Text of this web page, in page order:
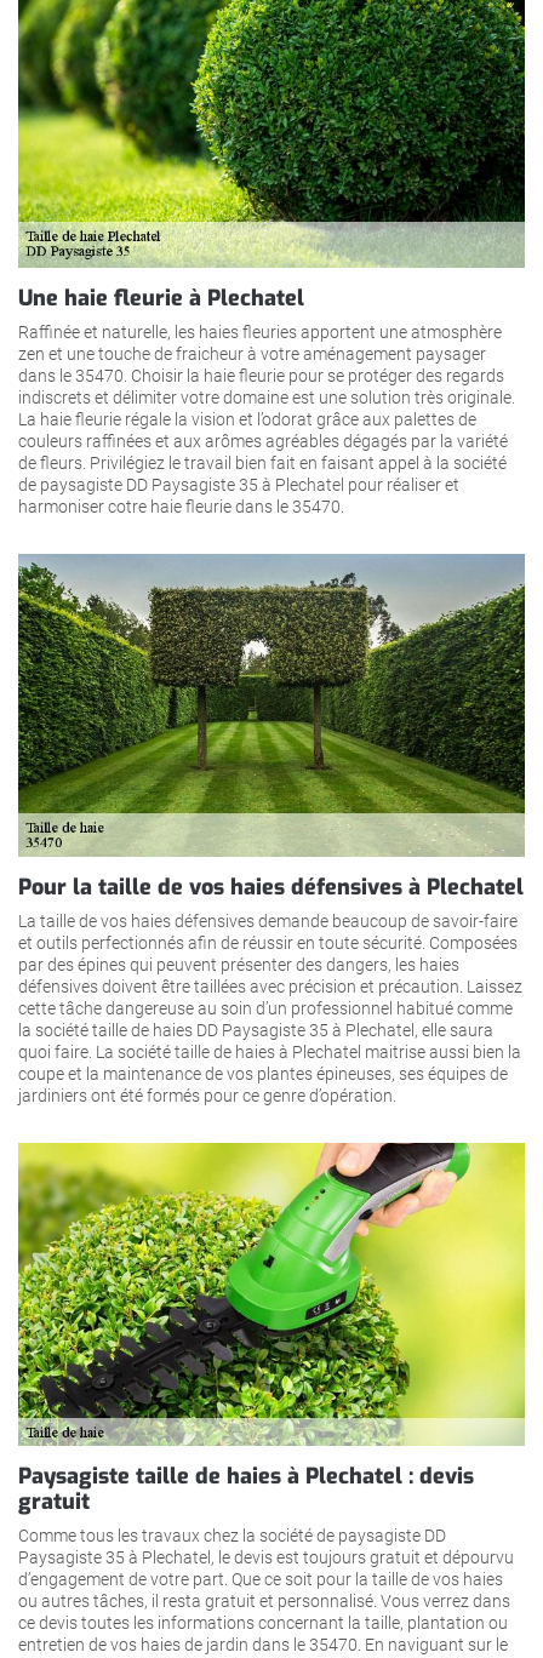
Une haie fleurie à Plechatel
Raffinée et naturelle, les haies fleuries apportent une atmosphère
zen et une touche de fraicheur à votre aménagement paysager
dans le 35470. Choisir la haie fleurie pour se protéger des regards
indiscrets et délimiter votre domaine est une solution très originale.
La haie fleurie régale la vision et l’odorat grâce aux palettes de
couleurs raffinées et aux arômes agréables dégagés par la variété
de fleurs. Privilégiez le travail bien fait en faisant appel à la société
de paysagiste DD Paysagiste 35 à Plechatel pour réaliser et
harmoniser cotre haie fleurie dans le 35470.
Pour la taille de vos haies défensives à Plechatel
La taille de vos haies défensives demande beaucoup de savoir-faire
et outils perfectionnés afin de réussir en toute sécurité. Composées
par des épines qui peuvent présenter des dangers, les haies
défensives doivent être taillées avec précision et précaution. Laissez
cette tâche dangereuse au soin d’un professionnel habitué comme
la société taille de haies DD Paysagiste 35 à Plechatel, elle saura
quoi faire. La société taille de haies à Plechatel maitrise aussi bien la
coupe et la maintenance de vos plantes épineuses, ses équipes de
jardiniers ont été formés pour ce genre d’opération.
Paysagiste taille de haies à Plechatel : devis
gratuit
Comme tous les travaux chez la société de paysagiste DD
Paysagiste 35 à Plechatel, le devis est toujours gratuit et dépourvu
d’engagement de votre part. Que ce soit pour la taille de vos haies
ou autres tâches, il resta gratuit et personnalisé. Vous verrez dans
ce devis toutes les informations concernant la taille, plantation ou
entretien de vos haies de jardin dans le 35470. En naviguant sur le